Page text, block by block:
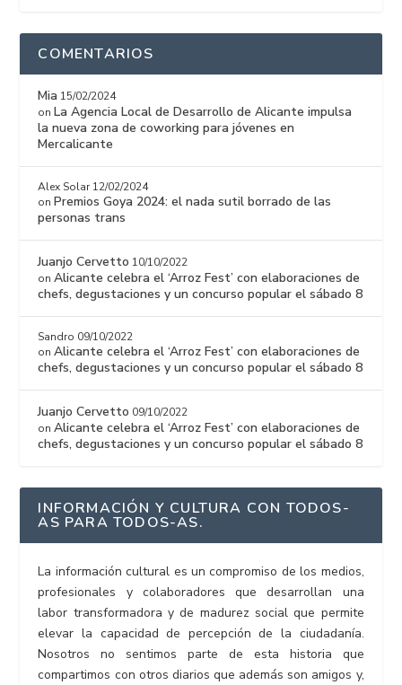
COMENTARIOS
Mia 15/02/2024
onLa Agencia Local de Desarrollo de Alicante impulsa
la nueva zona de coworking para jóvenes en
Mercalicante
Alex Solar 12/02/2024
onPremios Goya 2024: el nada sutil borrado de las
personas trans
Juanjo Cervetto 10/10/2022
onAlicante celebra el ‘Arroz Fest’ con elaboraciones de
chefs, degustaciones y un concurso popular el sábado 8
Sandro 09/10/2022
onAlicante celebra el ‘Arroz Fest’ con elaboraciones de
chefs, degustaciones y un concurso popular el sábado 8
Juanjo Cervetto 09/10/2022
onAlicante celebra el ‘Arroz Fest’ con elaboraciones de
chefs, degustaciones y un concurso popular el sábado 8
INFORMACIÓN Y CULTURA CON TODOS-
AS PARA TODOS-AS.
La información cultural es un compromiso de los medios,
profesionales y colaboradores que desarrollan una
labor transformadora y de madurez social que permite
elevar la capacidad de percepción de la ciudadanía.
Nosotros no sentimos parte de esta historia que
compartimos con otros diarios que además son amigos y,